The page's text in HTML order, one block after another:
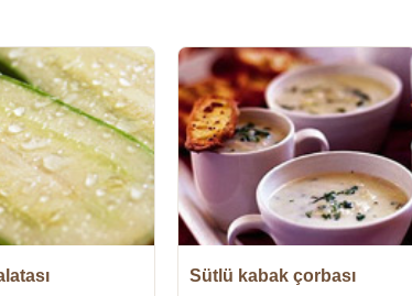
Sütlü kabak çorbası